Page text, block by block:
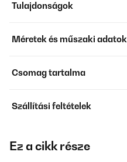
Tulajdonságok
Méretek és műszaki adatok
Csomag tartalma
Szállítási feltételek
Ez a cikk része